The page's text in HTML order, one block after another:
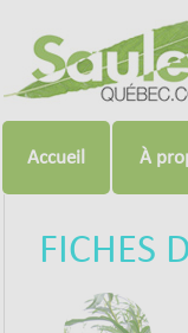
Accueil À
FICHES